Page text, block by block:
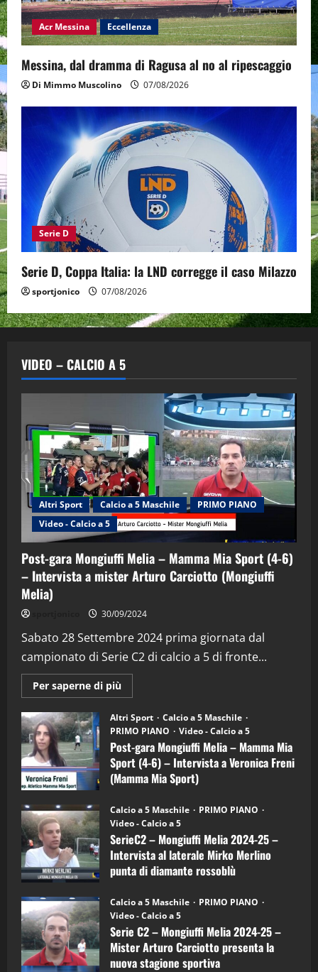
Acr Messina Eccellenza
Messina, dal dramma di Ragusa al no al ripescaggio
Di Mimmo Muscolino 07/08/2026
Serie D
Serie D, Coppa Italia: la LND corregge il caso Milazzo
sportjonico 07/08/2026
VIDEO – CALCIO A 5
Altri Sport Calcio a 5 Maschile
PRIMO PIANO
Video - Calcio a 5
Post-gara Mongiuffi Melia – Mamma Mia Sport (4-6)
– Intervista a mister Arturo Carciotto (Mongiuffi
Melia)
30/09/2024
Sabato 28 Settembre 2024 prima giornata dal
campionato di Serie C2 di calcio a 5 di fronte...
Per saperne di più
informazioni
Post-
gara
Mongiuffi
Melia
–
Mamma
Mia
Sport
6)
–
Intervista
a
mister
Arturo
Carciotto
(Mongiuffi
Altri Sport
Calcio a 5 Maschile
PRIMO PIANO
Video - Calcio a 5
Post-gara Mongiuffi Melia – Mamma Mia
Sport (4-6) – Intervista a Veronica Freni
(Mamma Mia Sport)
Calcio a 5 Maschile
PRIMO PIANO
Video - Calcio a 5
SerieC2 – Mongiuffi Melia 2024-25 –
Intervista al laterale Mirko Merlino
punta di diamante rossoblù
Calcio a 5 Maschile
PRIMO PIANO
Video - Calcio a 5
Serie C2 – Mongiuffi Melia 2024-25 –
Mister Arturo Carciotto presenta la
nuova stagione sportiva
2
“SportEmpire” in Podcast: 29^ Puntata
(Martedi 28 Aprile 2026)
28/04/2026
3
"SportEmpire" in Podcast
“SportEmpire” in Podcast: 28^ Puntata
(Martedi 21 Aprile 2026)
21/04/2026
4
“SportEmpire” in Podcast: 27^ Puntata
(Martedi 14 Aprile 2026)
15/04/2026
5
“SportEmpire” in Podcast: 26^ Puntata
(Martedi 07 Aprile 2026)
08/04/2026